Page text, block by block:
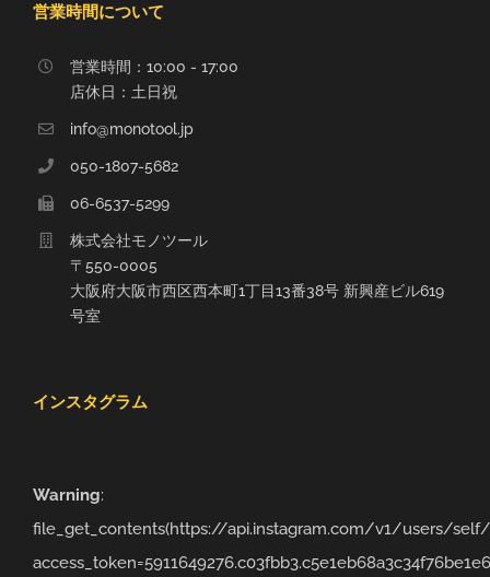
営業時間について
営業時間：10:00 - 17:00
店休日：土日祝
info@monotool.jp
050-1807-5682
06-6537-5299
株式会社モノツール
〒550-0005
大阪府大阪市西区西本町1丁目13番38号 新興産ビル619
号室
インスタグラム
Warning:
file_get_contents(https://api.instagram.com/v1/users/